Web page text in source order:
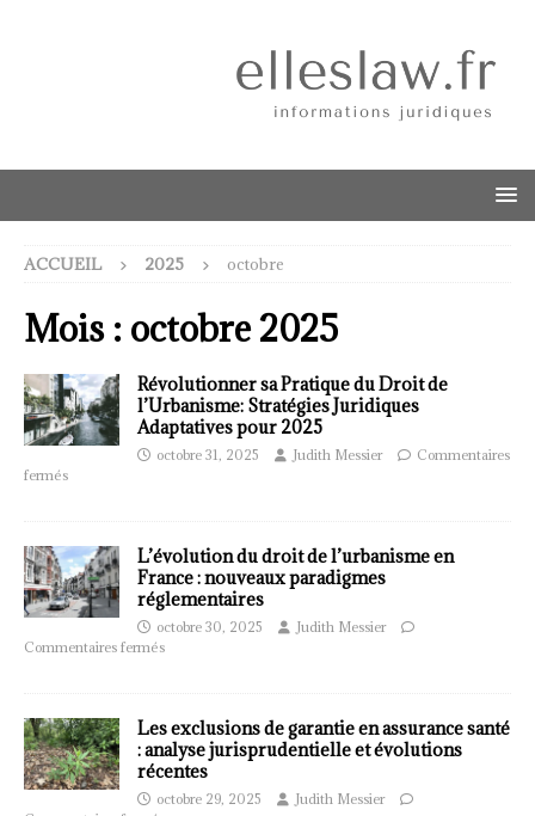
ACCUEIL 2025 octobre
Mois : octobre 2025
Révolutionner sa Pratique du Droit de
l’Urbanisme: Stratégies Juridiques
Adaptatives pour 2025
octobre 31, 2025 Judith Messier
Commentaires
fermés
L’évolution du droit de l’urbanisme en
France : nouveaux paradigmes
réglementaires
octobre 30, 2025
Judith Messier
Commentaires fermés
Les exclusions de garantie en assurance santé
: analyse jurisprudentielle et évolutions
récentes
octobre 29, 2025
Judith Messier